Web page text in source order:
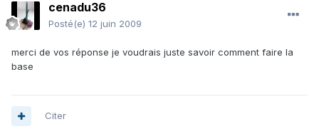
cenadu36
Posté(e) 12 juin 2009
merci de vos réponse je voudrais juste savoir comment faire la
base
Citer